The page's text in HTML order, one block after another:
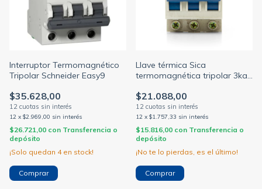
Interruptor Termomagnético
Tripolar Schneider Easy9
$35.628,00
12 x $2.969,00 sin interés
$26.721,00 con Transferencia o
depósito
¡Solo quedan 4en stock!
Comprar
Llave térmica Sica
termomagnética tripolar 3ka
(SICA)
$21.088,00
12 x $1.757,33 sin interés
$15.816,00 con Transferencia o
depósito
¡No te lo pierdas, es el último!
Comprar